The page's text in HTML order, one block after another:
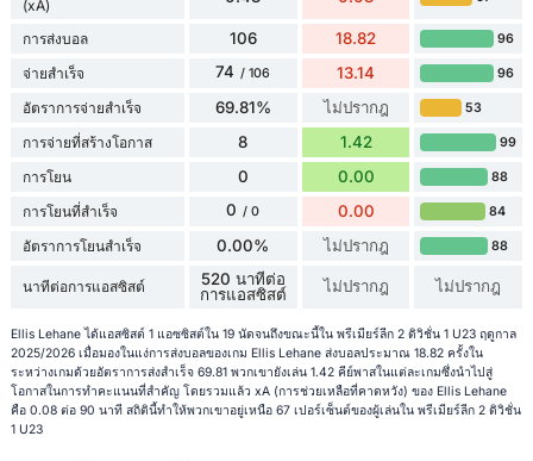
(xA)
การส่งบอล 106 18.82 96
จ่ายสำเร็จ 74 / 106 13.14 96
อัตราการจ่ายสำเร็จ 69.81% ไม่ปรากฎ 53
การจ่ายที่สร้างโอกาส 8 1.42 99
การโยน 0 0.00 88
การโยนที่สำเร็จ 0 / 0 0.00 84
อัตราการโยนสำเร็จ 0.00% ไม่ปรากฎ 88
นาทีต่อการแอสซิสต์
520 นาทีต่อ
การแอสซิสต์
ไม่ปรากฎ ไม่ปรากฎ
Ellis Lehane ได้แอสซิสต์ 1 แอซซิสต์ใน 19 นัดจนถึงขณะนี้ใน พรีเมียร์ลีก 2 ดิวิชั่น 1 U23 ฤดูกาล
2025/2026 เมื่อมองในแง่การส่งบอลของเกม Ellis Lehane ส่งบอลประมาณ 18.82 ครั้งใน
ระหว่างเกมด้วยอัตราการส่งสำเร็จ 69.81 พวกเขายังเล่น 1.42 คีย์พาสในแต่ละเกมซึ่งนำไปสู่
โอกาสในการทำคะแนนที่สำคัญ โดยรวมแล้ว xA (การช่วยเหลือที่คาดหวัง) ของ Ellis Lehane
คือ 0.08 ต่อ 90 นาที สถิตินี้ทำให้พวกเขาอยู่เหนือ 67 เปอร์เซ็นต์ของผู้เล่นใน พรีเมียร์ลีก 2 ดิวิชั่น
1 U23